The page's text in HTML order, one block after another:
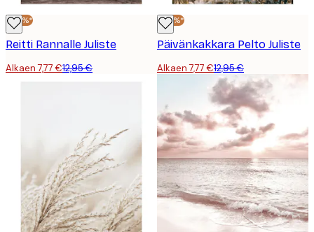
-40%*
Reitti Rannalle Juliste
Alkaen 7,77 €12,95 €
-40%*
Päivänkakkara Pelto Juliste
Alkaen 7,77 €12,95 €